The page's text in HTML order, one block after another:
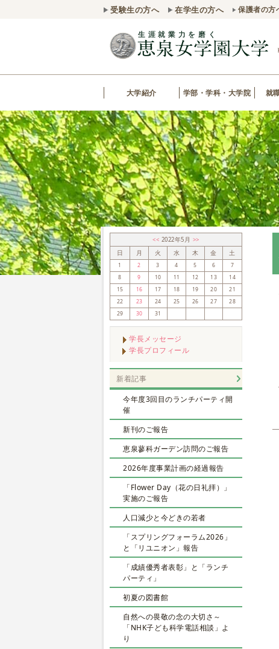
受験生の方へ 在学生の方へ 保護者の方
大学紹介 学部・学科・大学院 就
<< 2022年5月 >>
日
月 火 水 木 金 土
1 2 3 4 5 6
7
8
9 10 11 12 13
14
15
16 17 18 19 20
21
22
23 24 25 26 27
28
29
30 31
学長メッセージ
学長プロフィール
新着記事
今年度3回目のランチパーティ開
催
新刊のご報告
恵泉蓼科ガーデン訪問のご報告
2026年度事業計画の経過報告
「Flower Day（花の日礼拝）」
実施のご報告
人口減少と今どきの若者
「スプリングフォーラム2026」
と「リユニオン」報告
「成績優秀者表彰」と「ランチ
パーティ」
初夏の図書館
自然への畏敬の念の大切さ～
「NHK子ども科学電話相談」よ
り